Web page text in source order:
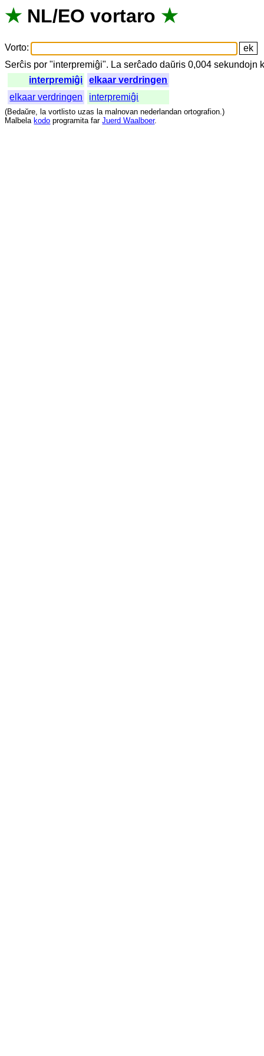
★ NL/EO vortaro ★
Vorto:
Serĉis por "interpremiĝi". La serĉado daŭris 0,004sekundojn
interpremiĝi
elkaar verdringen
elkaar verdringen
interpremiĝi
(Bedaŭre, la vortlisto uzas la malnovan nederlandan ortografion.)
Malbela kodo programita far Juerd Waalboer.